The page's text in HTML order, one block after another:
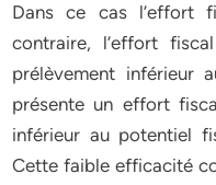
Dans ce cas l’effort
contraire, l’effort
prélèvement inférieur
présente un effort
inférieur au potentiel
Cette faible efficacité